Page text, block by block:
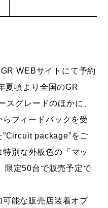
WEBサイトにて予約
夏頃より全国のGR
スグレードのほかに、
フィードバックを受
package”をご
別な外板色の「マッ
限定50台で販売予定で
能な販売店装着オプ